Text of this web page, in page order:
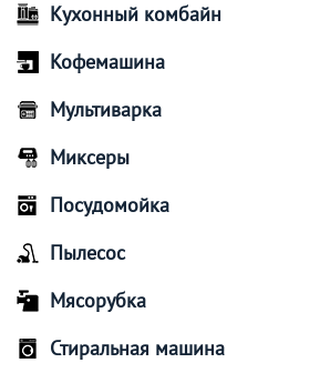
Кухонный комбайн
Кофемашина
Мультиварка
Миксеры
Посудомойка
Пылесос
Мясорубка
Стиральная машина